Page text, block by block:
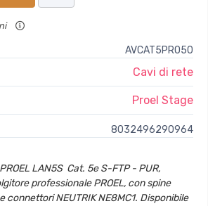
AVCAT5PRO50
Cavi di rete
Proel Stage
8032496290964
LAN5S  Cat. 5e S-FTP - PUR,
professionale PROEL, con spine
connettori NEUTRIK NE8MC1. Disponibile